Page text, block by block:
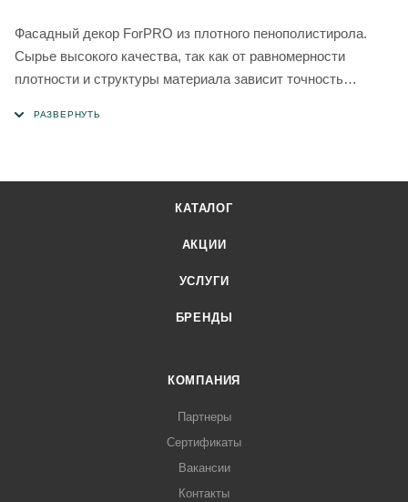
Фасадный декор ForPRO из плотного пенополистирола.
Сырье высокого качества, так как от равномерности
плотности и структуры материала зависит точность
КАТАЛОГ
АКЦИИ
УСЛУГИ
БРЕНДЫ
КОМПАНИЯ
Партнеры
Сертификаты
Вакансии
Контакты